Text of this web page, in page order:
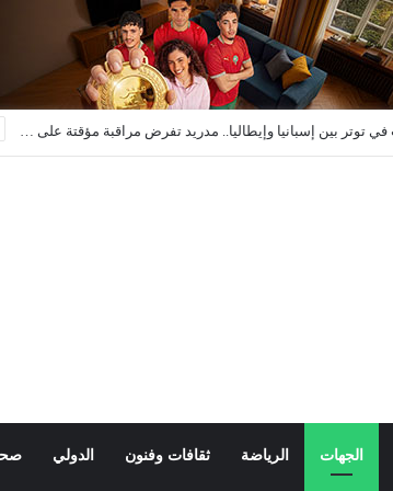
أزمة الهجرة تتسبب في توتر بين إسبانيا وإيطاليا.. مدريد تفرض مراقبة مؤقتة على حدودها
الجهات الرياضة ثقافات وفنون الدولي